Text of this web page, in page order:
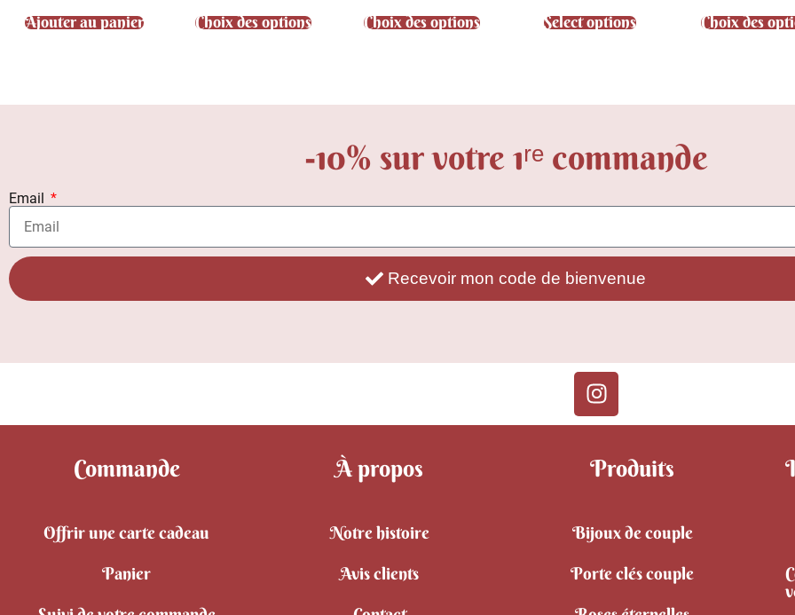
Ajouter au panier Choix des options Choix des options Select options Choix des
-10% sur votre 1ʳᵉ commande
Email
Recevoir mon code de bienvenue
Commande
Offrir une carte cadeau
Panier
À propos
Notre histoire
Avis clients
Produits
Bijoux de couple
Porte clés couple